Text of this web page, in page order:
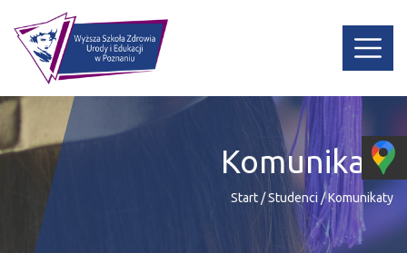
Komunikaty
Start/Studenci /Komunikaty